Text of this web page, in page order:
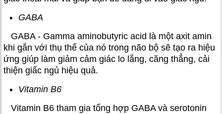
GABA
GABA - Gamma aminobutyric acid là một axit amin
khi gắn với thụ thể của nó trong não bộ sẽ tạo ra hiệu
ứng giúp làm giảm cảm giác lo lắng, căng thẳng, cải
thiện giấc ngủ hiệu quả.
Vitamin B6
Vitamin B6 tham gia tổng hợp GABA và serotonin